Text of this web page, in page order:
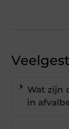
Wat zijn
in